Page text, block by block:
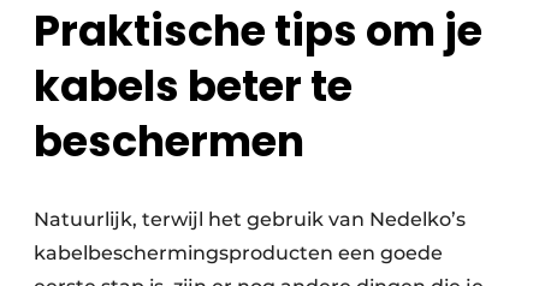
Praktische tips om je
kabels beter te
beschermen
Natuurlijk, terwijl het gebruik van Nedelko’s
kabelbeschermingsproducten een goede